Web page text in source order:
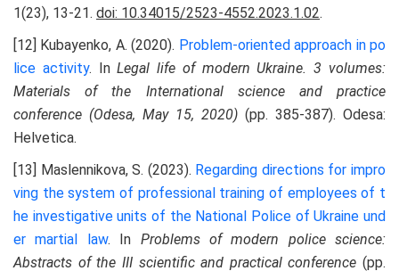
1(23), 13-21. doi: 10.34015/2523-4552.2023.1.02.
[12] Kubayenko, A. (2020). Problem-oriented approach in po
lice activity. InLegal life of modern Ukraine. 3 volumes:
Materials of the International science and practice
conference (Odesa, May 15, 2020) (pp. 385-387). Odesa:
Helvetica.
[13] Maslennikova, S. (2023). Regarding directions for impro
ving the system of professional training of employees of t
he investigative units of the National Police of Ukraine und
er martial law. In Problems of modern police science:
Abstracts of the III scientific and practical conference (pp.